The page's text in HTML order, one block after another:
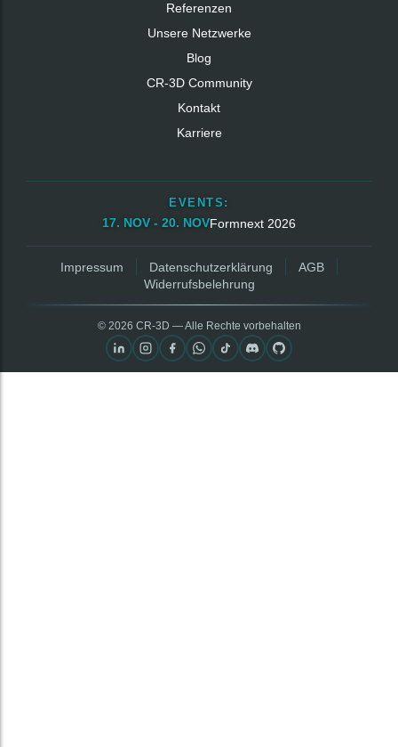
Referenzen
Unsere Netzwerke
Blog
CR‑3D Community
Kontakt
Karriere
EVENTS:
17. NOV - 20. NOVFormnext 2026
Impressum Datenschutzerklärung
AGB
Widerrufsbelehrung
© 2026 CR‑3D — Alle Rechte vorbehalten